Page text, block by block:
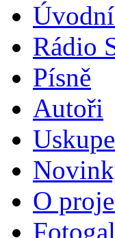
Rádio
Písně
Autoři
O